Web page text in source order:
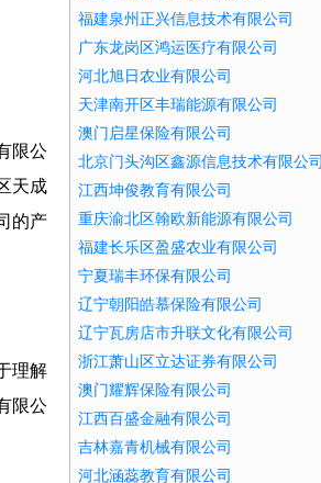
限公
天成
的产
理解
限公
福建泉州正兴信息技术有限公司
广东龙岗区鸿运医疗有限公司
河北旭日农业有限公司
天津南开区丰瑞能源有限公司
澳门启星保险有限公司
北京门头沟区鑫源信息技术有限公司
江西坤俊教育有限公司
重庆渝北区翰欧新能源有限公司
福建长乐区盈盛农业有限公司
宁夏瑞丰环保有限公司
辽宁朝阳皓慕保险有限公司
辽宁瓦房店市升联文化有限公司
浙江萧山区立达证券有限公司
澳门耀辉保险有限公司
江西百盛金融有限公司
吉林嘉青机械有限公司
河北涵蕊教育有限公司